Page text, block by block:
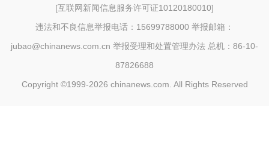
[互联网新闻信息服务许可证10120180010]
违法和不良信息举报电话：15699788000 举报邮箱：
jubao@chinanews.com.cn 举报受理和处置管理办法 总机：86-10-
87826688
Copyright ©1999-2026 chinanews.com. All Rights Reserved